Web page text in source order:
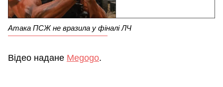
Атака ПСЖ не вразила у фіналі ЛЧ
Відео надане Megogo.